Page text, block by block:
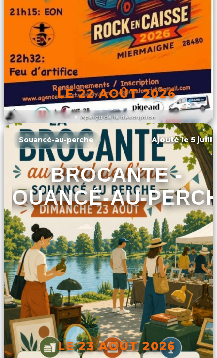
Aperçu de la description
LE 22 AOÛT 2026
DÉCOUVRIR L'ÉVÉNEMENT
Souancé-au-perche Ajouté le 5
BROCANTE -
AU-
LE 23 AOÛT 2026